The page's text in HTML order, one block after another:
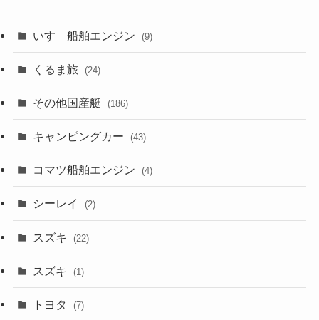
いすゞ船舶エンジン (9)
くるま旅 (24)
その他国産艇 (186)
キャンピングカー (43)
コマツ船舶エンジン (4)
シーレイ (2)
スズキ (22)
スズキ (1)
トヨタ (7)